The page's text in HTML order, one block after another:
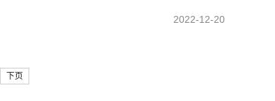
2022-12-20
下页